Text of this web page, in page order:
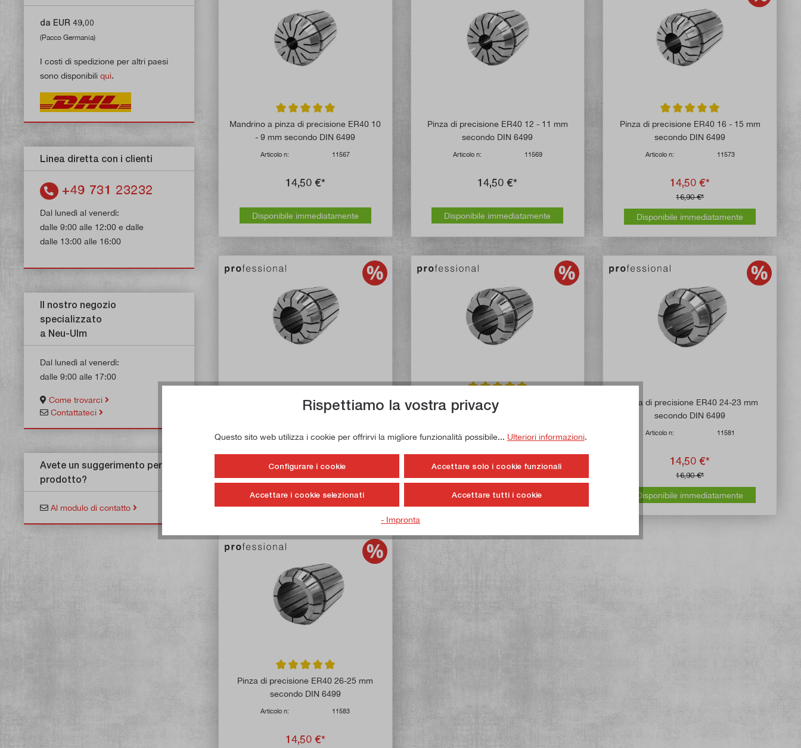
da EUR 49,00
(Pacco Germania)
I costi di spedizione per altri paesi
sono disponibili qui.
Linea diretta con i clienti
+49 731 23232
Dal lunedì al venerdì:
dalle 9:00 alle 12:00 e dalle
dalle 13:00 alle 16:00
Il nostro negozio
specializzato
a Neu-Ulm
Dal lunedì al venerdì:
dalle 9:00 alle 17:00
Come trovarci
Contattateci
Avete un suggerimento per un
prodotto?
Al modulo di contatto
Valutazione media di 5 su 5 stelle
Mandrino a pinza di precisione ER40 10
- 9 mm secondo DIN 6499
Articolo n: 11567
14,50 €*
Disponibile immediatamente
Pinza di precisione ER40 12 - 11 mm
secondo DIN 6499
Articolo n: 11569
14,50 €*
Disponibile immediatamente
Valutazione media di 5 su 5 stelle
Pinza di precisione ER40 16 - 15 mm
secondo DIN 6499
Articolo n: 11573
14,50 €*
16,90 €*
Disponibile immediatamente
Pinza di precisione ER40 20 - 19 mm
secondo DIN 6499
Articolo n:
14,50 €*
Disponibile immediatamente
Valutazione media di 5 su 5 stelle
Pinza di precisione ER40 22-21 mm
secondo DIN 6499
Articolo n: 11579
14,50 €*
Inventario ridotto
Pinza di precisione ER40 24-23 mm
secondo DIN 6499
Articolo n: 11581
14,50 €*
16,90 €*
Disponibile immediatamente
Valutazione media di 5 su 5 stelle
Pinza di precisione ER40 26-25 mm
secondo DIN 6499
Articolo n: 11583
14,50 €*
Rispettiamo la vostra privacy
Questo sito web utilizza i cookie per offrirvi la migliore funzionalità possibile... Ulteriori informazioni.
Configurare i cookie Accettare solo i cookie funzionali
Accettare i cookie selezionati Accettare tutti i cookie
- Impronta